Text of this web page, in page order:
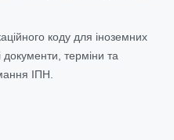
коду для іноземних
терміни та
ІПН.